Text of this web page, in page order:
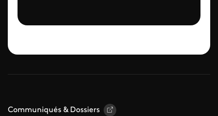
Communiqués & Dossiers